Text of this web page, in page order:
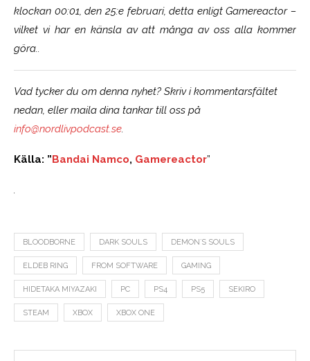
klockan 00:01, den 25:e februari, detta enligt Gamereactor –
vilket vi har en känsla av att många av oss alla kommer
göra..
Vad tycker du om denna nyhet? Skriv i kommentarsfältet
nedan, eller maila dina tankar till oss på
info@nordlivpodcast.se.
Källa: ”Bandai Namco, Gamereactor”
.
BLOODBORNE DARK SOULS DEMON´S SOULS
ELDEB RING FROM SOFTWARE GAMING
HIDETAKA MIYAZAKI PC PS4 PS5 SEKIRO
STEAM XBOX XBOX ONE